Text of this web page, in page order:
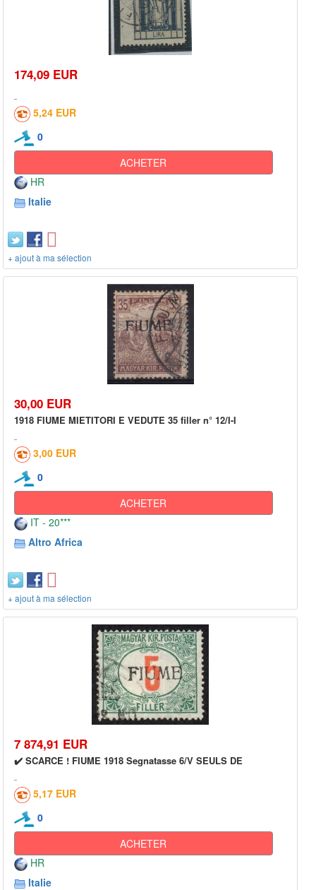
174,09 EUR
5,24 EUR
0
ACHETER
HR
Italie
+ ajout à ma sélection
30,00 EUR
1918 FIUME MIETITORI E VEDUTE 35 filler n° 12/I-I
3,00 EUR
0
ACHETER
IT - 20***
Altro Africa
+ ajout à ma sélection
7 874,91 EUR
✔️ SCARCE ! FIUME 1918 Segnatasse 6/V SEULS DE
5,17 EUR
0
ACHETER
HR
Italie